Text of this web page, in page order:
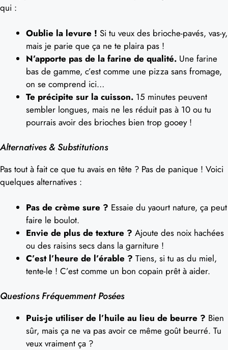
qui :
Oublie la levure ! Si tu veux des brioche-pavés, vas-y,
mais je parie que ça ne te plaira pas !
N’apporte pas de la farine de qualité. Une farine
bas de gamme, c’est comme une pizza sans fromage,
on se comprend ici…
Te précipite sur la cuisson. 15 minutes peuvent
sembler longues, mais ne les réduit pas à 10 ou tu
pourrais avoir des brioches bien trop gooey !
Alternatives & Substitutions
Pas tout à fait ce que tu avais en tête ? Pas de panique ! Voici
quelques alternatives :
Pas de crème sure ? Essaie du yaourt nature, ça peut
faire le boulot.
Envie de plus de texture ? Ajoute des noix hachées
ou des raisins secs dans la garniture !
C’est l’heure de l’érable ? Tiens, si tu as du miel,
tente-le ! C’est comme un bon copain prêt à aider.
Questions Fréquemment Posées
Puis-je utiliser de l’huile au lieu de beurre ? Bien
sûr, mais ça ne va pas avoir ce même goût beurré. Tu
veux vraiment ça ?